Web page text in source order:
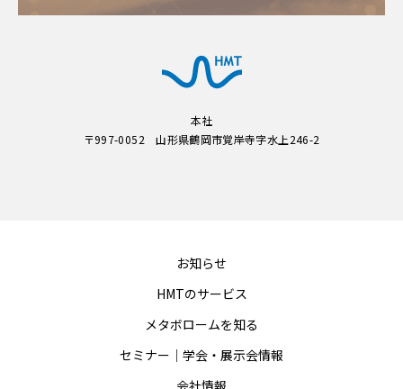
本社
〒997-0052 山形県鶴岡市覚岸寺字水上246-2
お知らせ
HMTのサービス
メタボロームを知る
セミナー｜学会・展示会情報
会社情報